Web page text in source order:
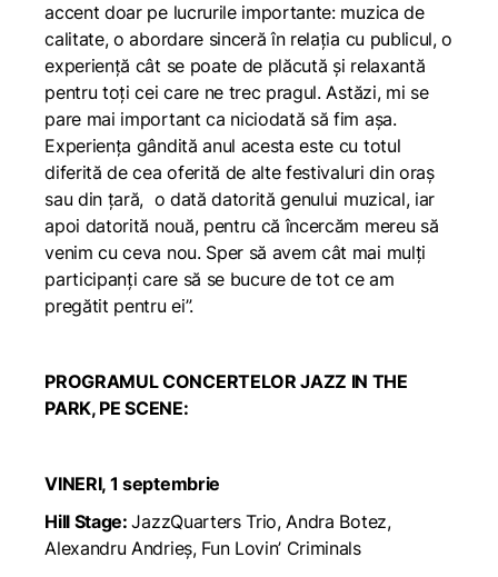
accent doar pe lucrurile importante: muzica de
calitate, o abordare sinceră în relația cu publicul, o
experiență cât se poate de plăcută și relaxantă
pentru toți cei care ne trec pragul. Astăzi, mi se
pare mai important ca niciodată să fim așa.
Experiența gândită anul acesta este cu totul
diferită de cea oferită de alte festivaluri din oraș
sau din țară, o dată datorită genului muzical, iar
apoi datorită nouă, pentru că încercăm mereu să
venim cu ceva nou. Sper să avem cât mai mulți
participanți care să se bucure de tot ce am
pregătit pentru ei”.
PROGRAMUL CONCERTELOR JAZZ IN THE
PARK, PE SCENE:
VINERI, 1 septembrie
Hill Stage:JazzQuarters Trio, Andra Botez,
Alexandru Andrieș, Fun Lovin’ Criminals